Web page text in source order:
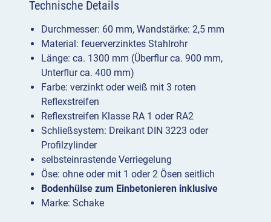
Technische Details
Durchmesser: 60 mm, Wandstärke: 2,5 mm
Material: feuerverzinktes Stahlrohr
Länge: ca. 1300 mm (Überflur ca. 900 mm,
Unterflur ca. 400 mm)
Farbe: verzinkt oder weiß mit 3 roten
Reflexstreifen
Reflexstreifen Klasse RA 1 oder RA2
Schließsystem: Dreikant DIN 3223 oder
Profilzylinder
selbsteinrastende Verriegelung
Öse: ohne oder mit 1 oder 2 Ösen seitlich
Bodenhülse zum Einbetonieren inklusive
Marke: Schake